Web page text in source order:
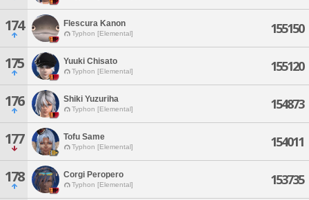
174 Flescura Kanon
Typhon [Elemental] 155150
175 Yuuki Chisato
Typhon [Elemental] 155120
176 Shiki Yuzuriha
Typhon [Elemental] 154873
177 Tofu Same
Typhon [Elemental] 154011
178 Corgi Peropero
Typhon [Elemental] 153735